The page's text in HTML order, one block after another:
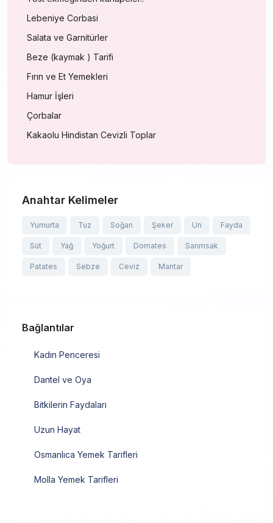
Lebeniye Corbasi
Salata ve Garnitürler
Beze (kaymak ) Tarifi
Fırın ve Et Yemekleri
Hamur İşleri
Çorbalar
Kakaolu Hindistan Cevizli Toplar
Anahtar Kelimeler
Yumurta Tuz Soğan Şeker Un Fayda
Süt Yağ Yoğurt Domates Sarımsak
Patates Sebze Ceviz Mantar
Bağlantılar
Kadın Penceresi
Dantel ve Oya
Bitkilerin Faydaları
Uzun Hayat
Osmanlıca Yemek Tarifleri
Molla Yemek Tarifleri